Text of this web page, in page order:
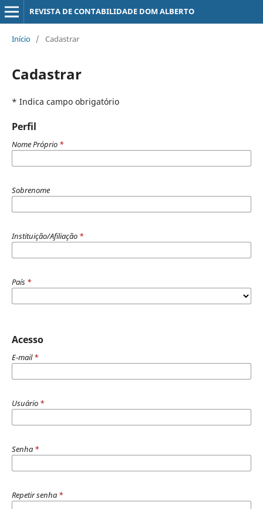
REVISTA DE CONTABILIDADE DOM ALBERTO
Início / Cadastrar
Cadastrar
* Indica campo obrigatório
Perfil
Nome Próprio *
Sobrenome
Instituição/Afiliação *
País *
Acesso
E-mail*
Usuário *
Senha *
Repetir senha *